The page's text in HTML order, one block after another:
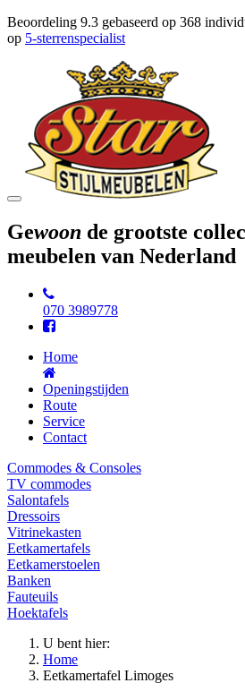
Beoordeling 9.3 gebaseerd op 368
op 5-sterrenspecialist
Toggle
Gewoon de grootste
meubelen van Nederland
070 3989778
Home
Openingstijden
Route
Service
Contact
Commodes & Consoles
TV commodes
Salontafels
Dressoirs
Vitrinekasten
Eetkamertafels
Eetkamerstoelen
Banken
Fauteuils
Hoektafels
U bent hier:
Home
Eetkamertafel Limoges